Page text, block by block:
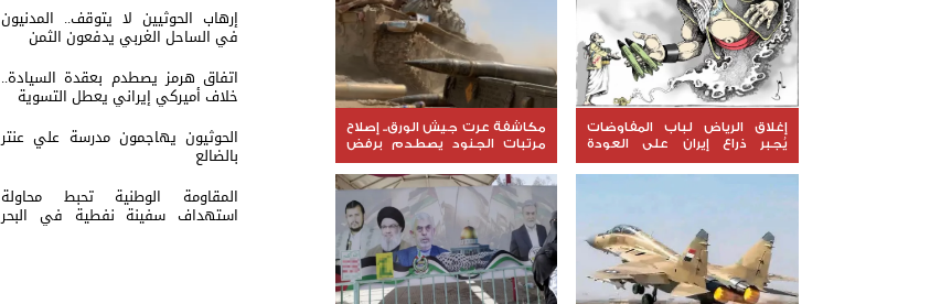
إغلاق الرياض لباب المفاوضات
يُجبر ذراع إيران على العودة
للتصعيد
مكاشفة عرت جيش الورق.. إصلاح
مرتبات الجنود يصطدم برفض
إخواني
إرهاب الحوثيين لا يتوقف.. المدنيون
في الساحل الغربي يدفعون الثمن
اتفاق هرمز يصطدم بعقدة السيادة..
خلاف أميركي إيراني يعطل التسوية
الحوثيون يهاجمون مدرسة علي عنتر
بالضالع
المقاومة الوطنية تحبط محاولة
استهداف سفينة نفطية في البحر